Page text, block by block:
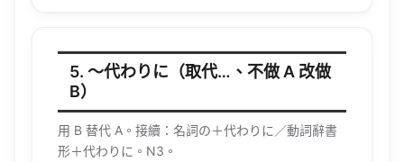
5. 〜代わりに（取代…、不做 A 改做
B）
用 B 替代 A。接續：名詞の＋代わりに／動詞辭書
形＋代わりに。N3。